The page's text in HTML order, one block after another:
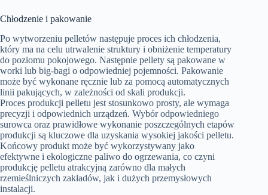
Chłodzenie i pakowanie
Po wytworzeniu pelletów następuje proces ich chłodzenia,
który ma na celu utrwalenie struktury i obniżenie temperatury
do poziomu pokojowego. Następnie pellety są pakowane w
worki lub big-bagi o odpowiedniej pojemności. Pakowanie
może być wykonane ręcznie lub za pomocą automatycznych
linii pakujących, w zależności od skali produkcji.
Proces produkcji pelletu jest stosunkowo prosty, ale wymaga
precyzji i odpowiednich urządzeń. Wybór odpowiedniego
surowca oraz prawidłowe wykonanie poszczególnych etapów
produkcji są kluczowe dla uzyskania wysokiej jakości pelletu.
Końcowy produkt może być wykorzystywany jako
efektywne i ekologiczne paliwo do ogrzewania, co czyni
produkcję pelletu atrakcyjną zarówno dla małych
rzemieślniczych zakładów, jak i dużych przemysłowych
instalacji.